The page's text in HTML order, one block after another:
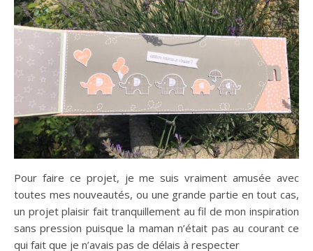
Pour faire ce projet, je me suis vraiment amusée avec
toutes mes nouveautés, ou une grande partie en tout cas,
un projet plaisir fait tranquillement au fil de mon inspiration
sans pression puisque la maman n’était pas au courant ce
qui fait que je n’avais pas de délais à respecter